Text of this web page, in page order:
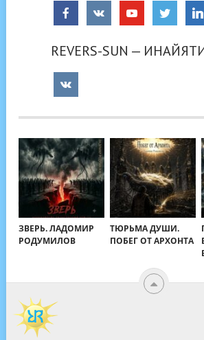
REVERS-SUN —
ЗВЕРЬ. ЛАДОМИР
РОДУМИЛОВ
ТЮРЬМА ДУШИ.
ПОБЕГ ОТ АРХОНТА